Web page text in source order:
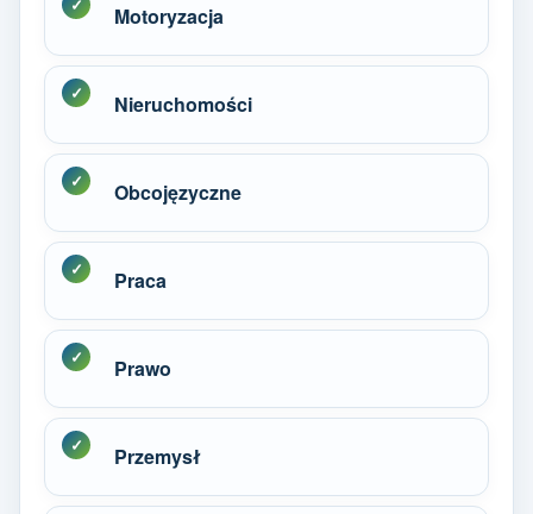
Motoryzacja
Nieruchomości
Obcojęzyczne
Praca
Prawo
Przemysł